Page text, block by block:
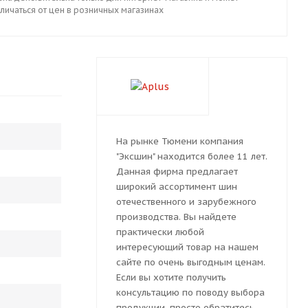
от цен в розничных магазинах
На рынке Тюмени компания
"Эксшин" находится более 11 лет.
Данная фирма предлагает
широкий ассортимент шин
отечественного и зарубежного
производства. Вы найдете
практически любой
интересующий товар на нашем
сайте по очень выгодным ценам.
Если вы хотите получить
консультацию по поводу выбора